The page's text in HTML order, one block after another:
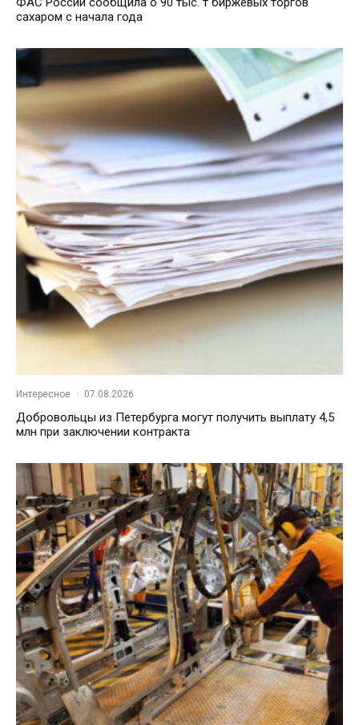
сахаром с начала года
Интересное · 07.08.2026
Добровольцы из Петербурга могут получить выплату 4,5
млн при заключении контракта